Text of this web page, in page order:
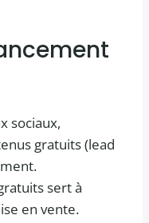
sociaux,
gratuits (lead
sert à
en vente.